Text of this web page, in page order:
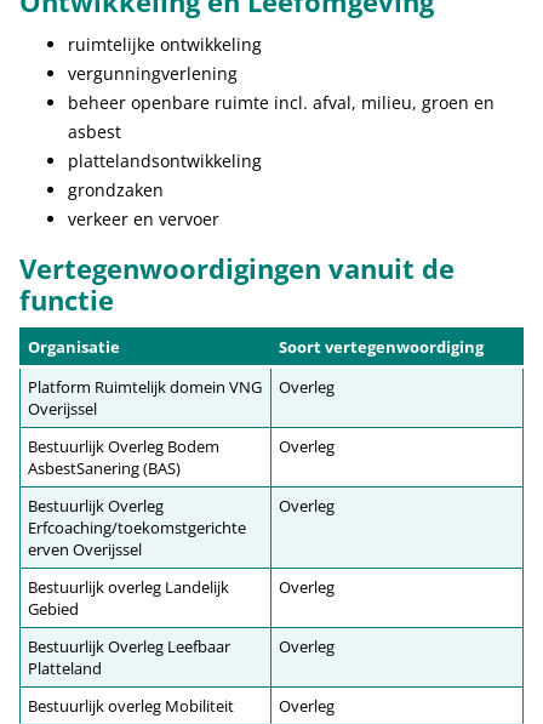
ruimtelijke ontwikkeling
vergunningverlening
beheer openbare ruimte incl. afval, milieu, groen en
asbest
plattelandsontwikkeling
grondzaken
verkeer en vervoer
Vertegenwoordigingen vanuit de
functie
Organisatie
Soort vertegenwoordiging
Platform Ruimtelijk domein VNG
Overijssel
Overleg
Bestuurlijk Overleg Bodem
AsbestSanering (BAS)
Overleg
Bestuurlijk Overleg
Erfcoaching/toekomstgerichte
erven Overijssel
Overleg
Bestuurlijk overleg Landelijk
Gebied
Overleg
Bestuurlijk Overleg Leefbaar
Platteland
Overleg
Bestuurlijk overleg Mobiliteit
Overleg